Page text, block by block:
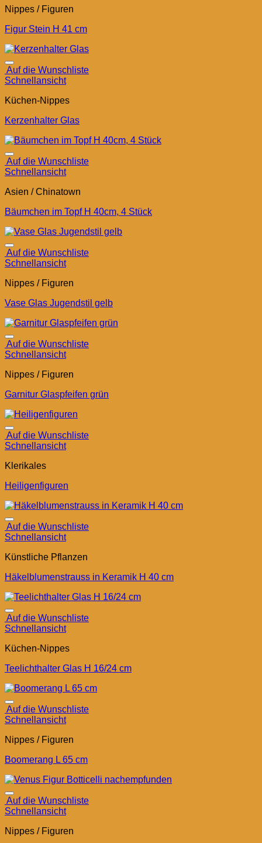
Nippes / Figuren
Figur Stein H 41 cm
Auf die Wunschliste
Schnellansicht
Küchen-Nippes
Kerzenhalter Glas
Auf die Wunschliste
Schnellansicht
Asien / Chinatown
Bäumchen im Topf H 40cm, 4 Stück
Auf die Wunschliste
Schnellansicht
Nippes / Figuren
Vase Glas Jugendstil gelb
Auf die Wunschliste
Schnellansicht
Nippes / Figuren
Garnitur Glaspfeifen grün
Auf die Wunschliste
Schnellansicht
Klerikales
Heiligenfiguren
Auf die Wunschliste
Schnellansicht
Künstliche Pflanzen
Häkelblumenstrauss in Keramik H 40 cm
Auf die Wunschliste
Schnellansicht
Küchen-Nippes
Teelichthalter Glas H 16/24 cm
Auf die Wunschliste
Schnellansicht
Nippes / Figuren
Boomerang L 65 cm
Auf die Wunschliste
Schnellansicht
Nippes / Figuren